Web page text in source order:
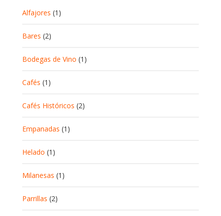
Alfajores (1)
Bares (2)
Bodegas de Vino (1)
Cafés (1)
Cafés Históricos (2)
Empanadas (1)
Helado (1)
Milanesas (1)
Parrillas (2)